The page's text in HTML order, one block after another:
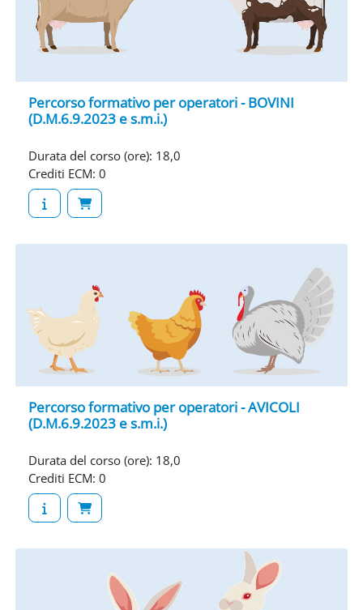
Percorso formativo per operatori - BOVINI
(D.M.6.9.2023 e s.m.i.)
Durata del corso (ore): 18,0
Crediti ECM: 0
Percorso formativo per operatori - AVICOLI
(D.M.6.9.2023 e s.m.i.)
Durata del corso (ore): 18,0
Crediti ECM: 0